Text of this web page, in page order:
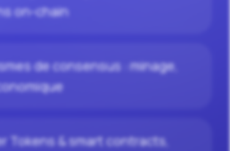
on-chain
de consensus : minage,
Tokens & smart contracts,